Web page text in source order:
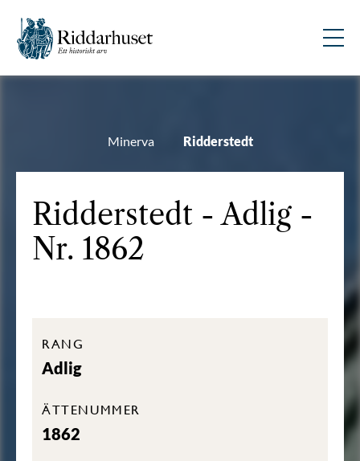
Minerva Ridderstedt
Ridderstedt - Adlig -
Nr. 1862
RANG
Adlig
ÄTTENUMMER
1862